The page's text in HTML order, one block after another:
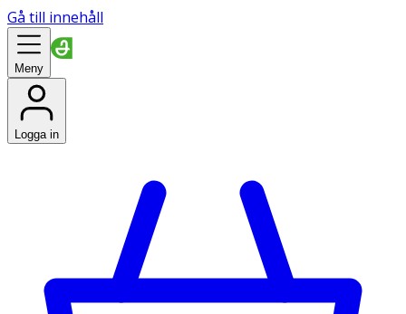
Gå till innehåll
Meny
Logga in